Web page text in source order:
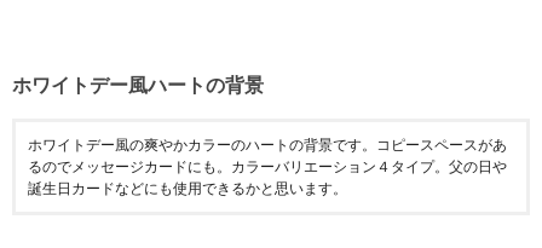
ホワイトデー風ハートの背景
ホワイトデー風の爽やかカラーのハートの背景です。コピースペースがあ
るのでメッセージカードにも。カラーバリエーション４タイプ。父の日や
誕生日カードなどにも使用できるかと思います。